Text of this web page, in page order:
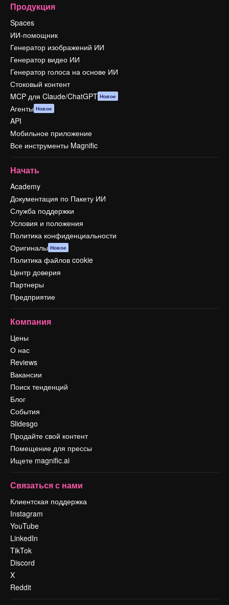
Продукция
Spaces
ИИ-помощник
Генератор изображений ИИ
Генератор видео ИИ
Генератор голоса на основе ИИ
Стоковый контент
MCP для Claude/ChatGPT Новое
Агенты Новое
API
Мобильное приложение
Все инструменты Magnific
Начать
Academy
Документация по Пакету ИИ
Служба поддержки
Условия и положения
Политика конфиденциальности
Оригиналы Новое
Политика файлов cookie
Центр доверия
Партнеры
Предприятие
Компания
Цены
О нас
Reviews
Вакансии
Поиск тенденций
Блог
События
Slidesgo
Продайте свой контент
Помещение для прессы
Ищете magnific.ai
Связаться с нами
Клиентская поддержка
Instagram
YouTube
LinkedIn
TikTok
Discord
X
Reddit